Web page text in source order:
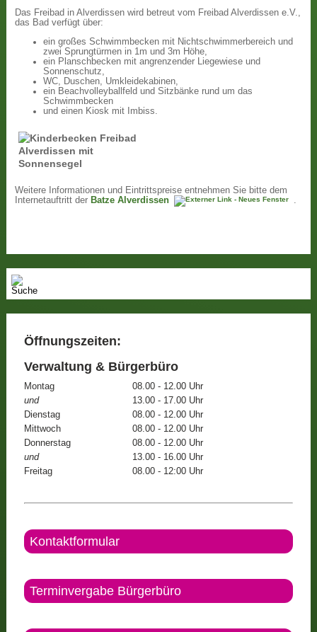
Das Freibad in Alverdissen wird betreut vom Freibad Alverdissen e.V.,
das Bad verfügt über:
ein großes Schwimmbecken mit Nichtschwimmerbereich und
zwei Sprungtürmen in 1m und 3m Höhe,
ein Planschbecken mit angrenzender Liegewiese und
Sonnenschutz,
WC, Duschen, Umkleidekabinen,
ein Beachvolleyballfeld und Sitzbänke rund um das
Schwimmbecken
und einen Kiosk mit Imbiss.
Weitere Informationen und Eintrittspreise entnehmen Sie bitte dem
Internetauftritt der Batze Alverdissen .
Öffnungszeiten:
Verwaltung & Bürgerbüro
Montag
08.00 - 12.00 Uhr
und
13.00 - 17.00 Uhr
Dienstag
08.00 - 12.00 Uhr
Mittwoch
08.00 - 12.00 Uhr
Donnerstag
08.00 - 12.00 Uhr
und
13.00 - 16.00 Uhr
Freitag
08.00 - 12:00 Uhr
Kontaktformular
Terminvergabe Bürgerbüro